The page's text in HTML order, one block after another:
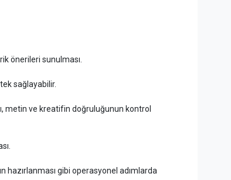
önerileri sunulması.
sağlayabilir.
metin ve kreatifin doğruluğunun kontrol
gibi operasyonel adımlarda